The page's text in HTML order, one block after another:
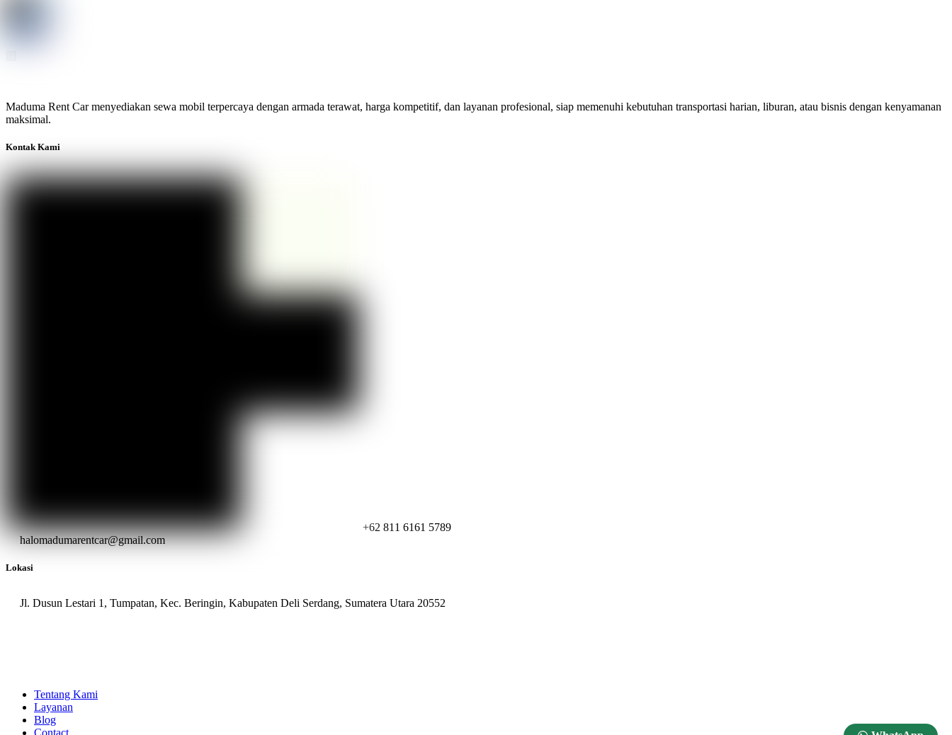
Maduma Rent Car menyediakan sewa mobil terpercaya dengan armada terawat, harga kompetitif, dan layanan profesional, siap memenuhi kebutuhan transportasi harian, liburan, atau bisnis dengan kenyamanan
maksimal.
Kontak Kami
+62 811 6161 5789
halomadumarentcar@gmail.com
Lokasi
Jl. Dusun Lestari 1, Tumpatan, Kec. Beringin, Kabupaten Deli Serdang, Sumatera Utara 20552
Tentang Kami
Layanan
Blog
Contact